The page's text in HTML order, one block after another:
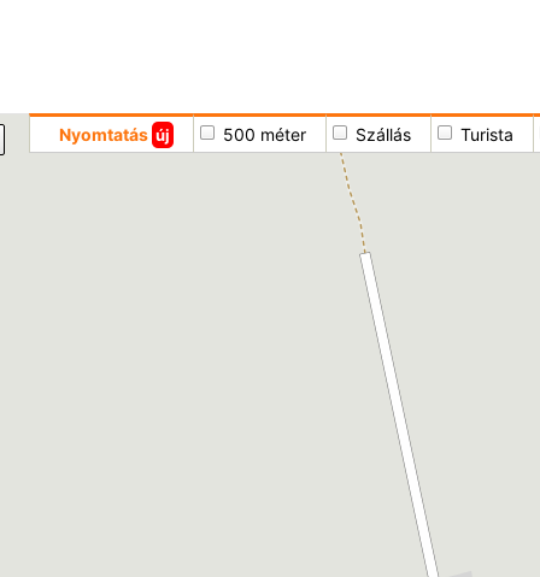
Nyomtatás új 500 méter Szállás Turista